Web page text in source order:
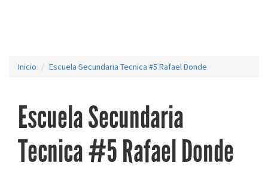
Inicio Escuela Secundaria Tecnica #5 Rafael Donde
Escuela Secundaria
Tecnica #5 Rafael Donde